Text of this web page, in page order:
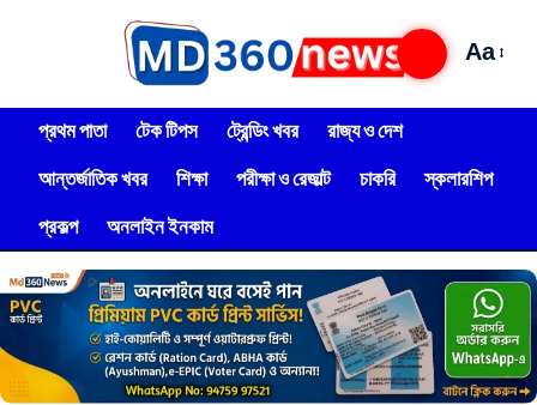
Aa
প্রথম পাতা টেক টিপস ট্রেন্ডিং খবর
রাজ্য ও দেশ
আন্তর্জাতিক খবর
শিক্ষা পরীক্ষা ও রেজাল্ট চাকরি
স্কলারশিপ
প্রকল্প
অনলাইন ইনকাম